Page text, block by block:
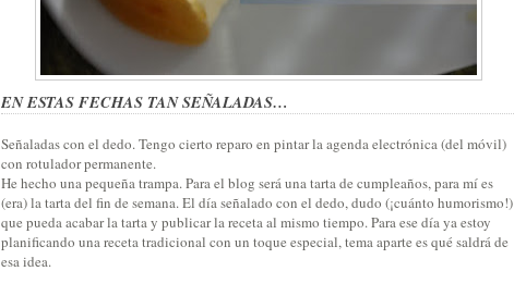
EN ESTAS FECHAS TAN SEÑALADAS…
Señaladas con el dedo. Tengo cierto reparo en pintar la agenda electrónica (del móvil)
con rotulador permanente.
He hecho una pequeña trampa. Para el blog será una tarta de cumpleaños, para mí es
(era) la tarta del fin de semana. El día señalado con el dedo, dudo (¡cuánto humorismo!)
que pueda acabar la tarta y publicar la receta al mismo tiempo. Para ese día ya estoy
planificando una receta tradicional con un toque especial, tema aparte es qué saldrá de
esa idea.